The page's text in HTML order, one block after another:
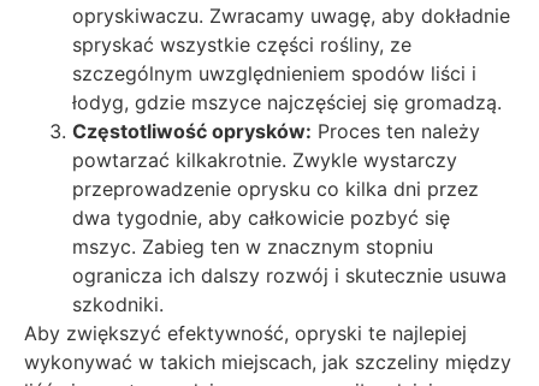
opryskiwaczu. Zwracamy uwagę, aby dokładnie
spryskać wszystkie części rośliny, ze
szczególnym uwzględnieniem spodów liści i
łodyg, gdzie mszyce najczęściej się gromadzą.
Częstotliwość oprysków: Proces ten należy
powtarzać kilkakrotnie. Zwykle wystarczy
przeprowadzenie oprysku co kilka dni przez
dwa tygodnie, aby całkowicie pozbyć się
mszyc. Zabieg ten w znacznym stopniu
ogranicza ich dalszy rozwój i skutecznie usuwa
szkodniki.
Aby zwiększyć efektywność, opryski te najlepiej
wykonywać w takich miejscach, jak szczeliny między